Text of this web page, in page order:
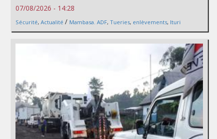
07/08/2026 - 14:28
Sécurité, Actualité / Mambasa. ADF, Tueries, enlèvements, Ituri